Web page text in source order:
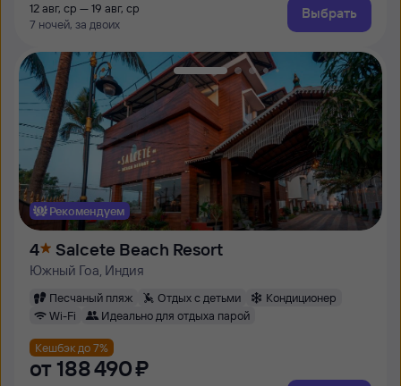
12 авг, ср — 19 авг, ср
7 ночей, за двоих
Выбрать
Рекомендуем
4 Salcete Beach Resort
Южный Гоа, Индия
Песчаный пляж Отдых с детьми
Кондиционер
Wi-Fi
Идеально для отдыха парой
Кешбэк до 7%
от 188 ⁠490 ⁠₽